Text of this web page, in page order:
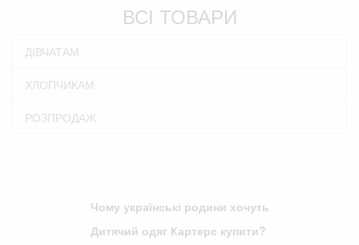
ВСІ ТОВАРИ
ДІВЧАТАМ
ХЛОПЧИКАМ
РОЗПРОДАЖ
Чому українські родини хочуть
Дитячий одяг Картерс купити?